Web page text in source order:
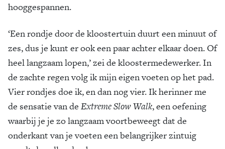
hooggespannen.
‘Een rondje door de kloostertuin duurt een minuut of
zes, dus je kunt er ook een paar achter elkaar doen. Of
heel langzaam lopen,’ zei de kloostermedewerker. In
de zachte regen volg ik mijn eigen voeten op het pad.
Vier rondjes doe ik, en dan nog vier. Ik herinner me
de sensatie van de Extreme Slow Walk, een oefening
waarbij je je zo langzaam voortbeweegt dat de
onderkant van je voeten een belangrijker zintuig